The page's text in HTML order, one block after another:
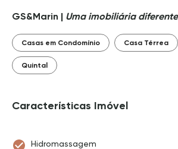
GS&Marin | Uma imobiliária
Casas em Condomínio Casa Térrea
Quintal
Características Imóvel
Hidromassagem